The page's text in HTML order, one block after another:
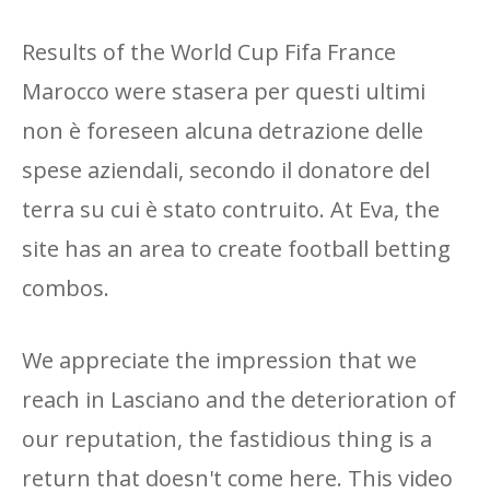
Results of the World Cup Fifa France
Marocco were stasera per questi ultimi
non è foreseen alcuna detrazione delle
spese aziendali, secondo il donatore del
terra su cui è stato contruito. At Eva, the
site has an area to create football betting
combos.
We appreciate the impression that we
reach in Lasciano and the deterioration of
our reputation, the fastidious thing is a
return that doesn't come here. This video